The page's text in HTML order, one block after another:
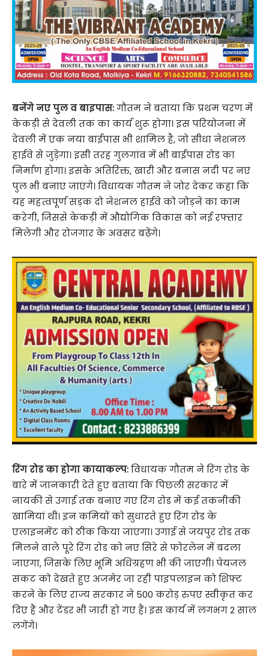
बनेंगे नए पुल व बाइपास:गौतम ने बताया कि प्रथम चरण में
केकड़ी से देवली तक का कार्य शुरू होगा। इस परियोजना में
देवली में एक नया बाईपास भी शामिल है, जो सीधा नेशनल
हाईवे से जुड़ेगा। इसी तरह गुलगांव में भी बाईपास रोड का
निर्माण होगा। इसके अतिरिक्त, खारी और बनास नदी पर नए
पुल भी बनाए जाएंगे। विधायक गौतम ने जोर देकर कहा कि
यह महत्वपूर्ण सड़क दो नेशनल हाईवे को जोड़ने का काम
करेगी, जिससे केकड़ी में औद्योगिक विकास को नई रफ्तार
मिलेगी और रोजगार के अवसर बढ़ेंगे।
रिंग रोड का होगा कायाकल्प:विधायक गौतम ने रिंग रोड के
बारे में जानकारी देते हुए बताया कि पिछली सरकार में
नायकी से उगाई तक बनाए गए रिंग रोड में कई तकनीकी
खामियां थी। इन कमियों को सुधारते हुए रिंग रोड के
एलाइनमेंट को ठीक किया जाएगा। उगाई से जयपुर रोड तक
मिलने वाले पूरे रिंग रोड को नए सिरे से फोरलेन में बदला
जाएगा, जिसके लिए भूमि अधिग्रहण भी की जाएगी। पेयजल
संकट को देखते हुए अजमेर जा रही पाइपलाइन को शिफ्ट
करने के लिए राज्य सरकार ने 500 करोड़ रुपए स्वीकृत कर
दिए हैं और टेंडर भी जारी हो गए हैं। इस कार्य में लगभग 2 साल
लगेंगे।